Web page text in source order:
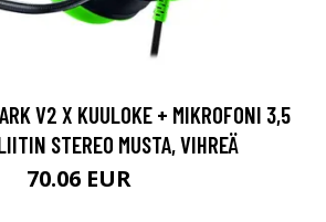
V2 X KUULOKE + MIKROFONI 3,5
STEREO MUSTA, VIHREÄ
70.06 EUR